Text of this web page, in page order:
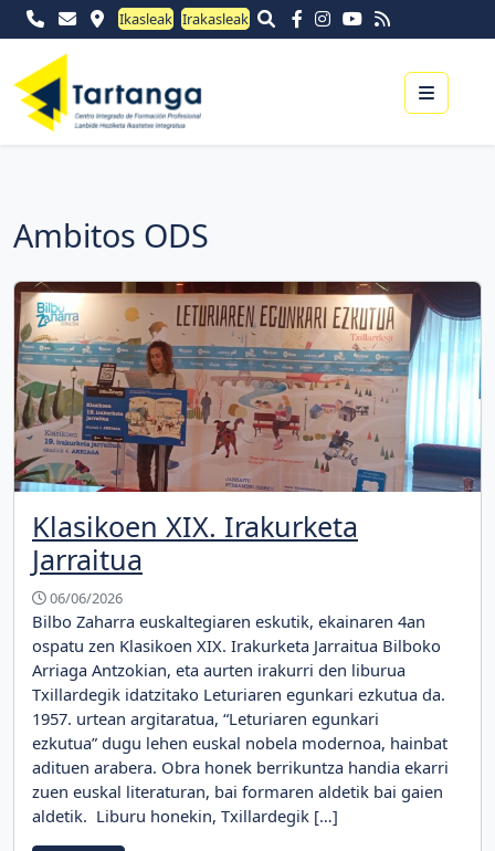
Ikasleak Irakasleak
Menu
Ambitos ODS
Klasikoen XIX. Irakurketa
Jarraitua
06/06/2026
Bilbo Zaharra euskaltegiaren eskutik, ekainaren 4an
ospatu zen Klasikoen XIX. Irakurketa Jarraitua Bilboko
Arriaga Antzokian, eta aurten irakurri den liburua
Txillardegik idatzitako Leturiaren egunkari ezkutua da.
1957. urtean argitaratua, “Leturiaren egunkari
ezkutua” dugu lehen euskal nobela modernoa, hainbat
adituen arabera. Obra honek berrikuntza handia ekarri
zuen euskal literaturan, bai formaren aldetik bai gaien
aldetik. Liburu honekin, Txillardegik […]